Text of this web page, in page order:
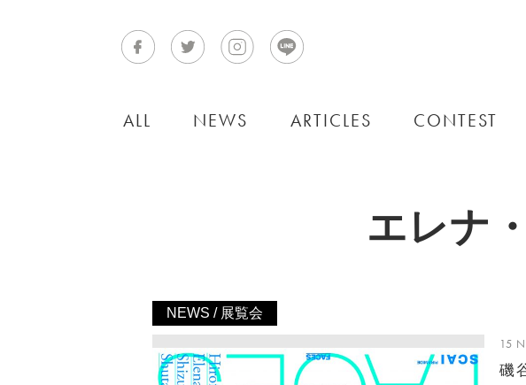
ALL NEWS ARTICLES CONTEST
エレナ
NEWS / 展覧会
15
磯